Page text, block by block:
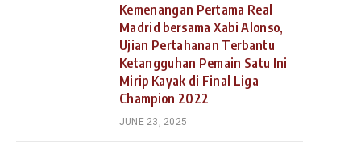
Kemenangan Pertama Real
Madrid bersama Xabi Alonso,
Ujian Pertahanan Terbantu
Ketangguhan Pemain Satu Ini
Mirip Kayak di Final Liga
Champion 2022
JUNE 23, 2025